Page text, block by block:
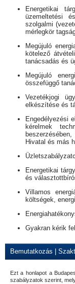
Energetikai
üzemeltetési
szolgalmi
mérlegkör
Megújuló
kötelező
tanácsadás és
Megújuló
összefüggő
Vezetékjogi
elkészítése és
Engedélyezési
kérelmek
Hivatal és más
Energetikai
és
Villamos
költségek,
Gyakran kérik
Bemutatkozás
Ezt a honlapot a
szabályzatok szerint,